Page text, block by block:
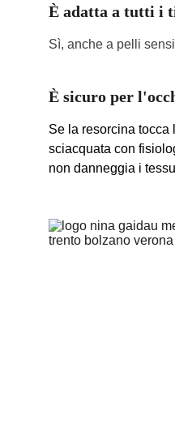
È adatta a tutti i
Sì, anche a pelli
È sicuro per
Se la resorcina tocca
sciacquata con
non danneggia i